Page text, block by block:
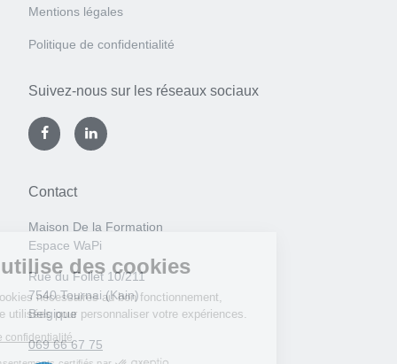
Mentions légales
Politique de confidentialité
Suivez-nous sur les réseaux sociaux
Contact
Maison De la Formation
Espace WaPi
Rue du Follet 10/211
7540 Tournai (Kain)
Belgique
069 66 67 75